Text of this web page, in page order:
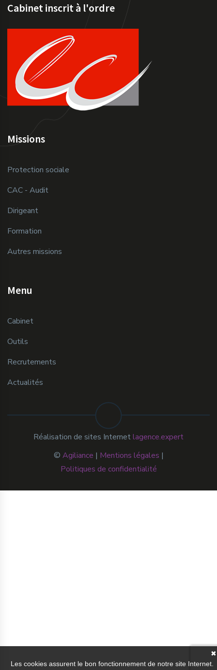
Missions
Protection sociale
CAC - Audit
Dirigeant
Formation
Autres missions
Menu
Cabinet
Outils
Recrutements
Actualités
Cabinet inscrit à l'ordre
© Agiliance | Mentions légales |
Politiques de confidentialité
Réalisation de sites Internetlagence.expert
✖
Les cookies assurent le bon fonctionnement de notre site Internet.